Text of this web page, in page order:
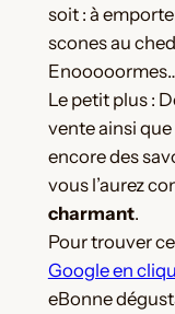
soit : à
scones au
Le petit plus :
vente ainsi
encore des
vous l’aurez
charmant.
Pour trouver
Google en
eBonne